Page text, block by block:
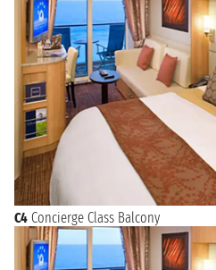
C4 Concierge Class Balcony